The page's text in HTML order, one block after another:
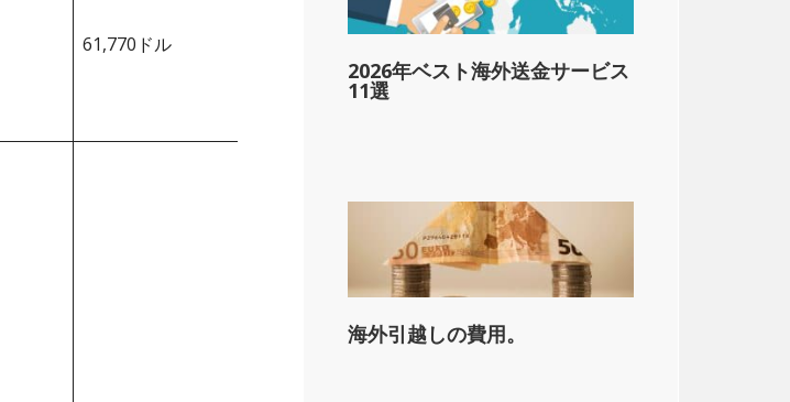
61,770ドル
2026年ベスト海外送金サービス
11選
海外引越しの費用。